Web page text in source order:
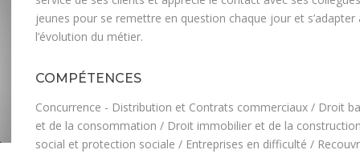
jeunes pour se remettre en question chaque jour et s’adapter
l’évolution du métier.
COMPÉTENCES
Concurrence - Distribution et Contrats commerciaux/ Droit
et de la consommation / Droit immobilier et de la
social et protection sociale / Entreprises en difficulté /